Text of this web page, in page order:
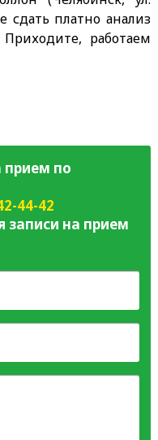
сдать платно анализ
работаем
прием по
44-42
записи на прием